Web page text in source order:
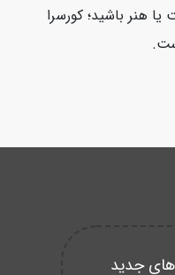
هنر باشید؛ کورسرا
جدید